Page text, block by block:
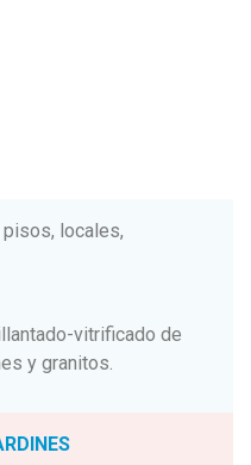
pisos, locales,
vitrificado de
y granitos.